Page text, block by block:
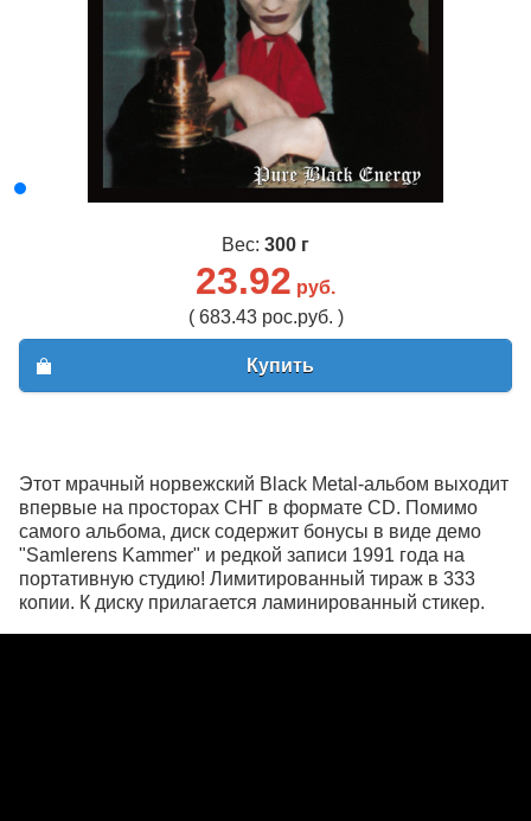
Вес: 300 г
23.92 руб.
( 683.43 рос.руб. )
Купить
Этот мрачный норвежский Black Metal-альбом выходит
впервые на просторах СНГ в формате CD. Помимо
самого альбома, диск содержит бонусы в виде демо
"Samlerens Kammer" и редкой записи 1991 года на
портативную студию! Лимитированный тираж в 333
копии. К диску прилагается ламинированный стикер.